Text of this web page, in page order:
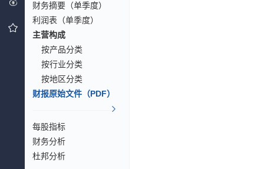
财务摘要（单季度）
利润表（单季度）
主营构成
按产品分类
按行业分类
按地区分类
财报原始文件（PDF）
每股指标
财务分析
杜邦分析